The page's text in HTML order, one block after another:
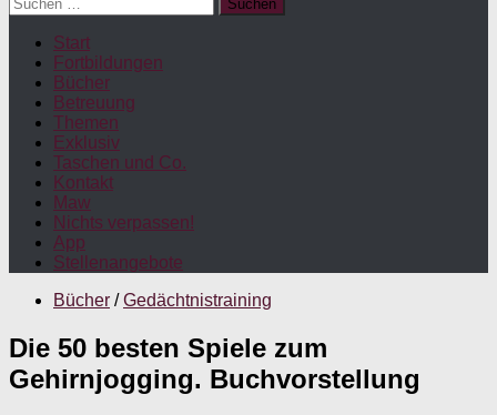
nach:
Start
Fortbildungen
Bücher
Betreuung
Themen
Exklusiv
Taschen und Co.
Kontakt
Maw
Nichts verpassen!
App
Stellenangebote
Bücher / Gedächtnistraining
Die 50 besten Spiele zum
Gehirnjogging. Buchvorstellung